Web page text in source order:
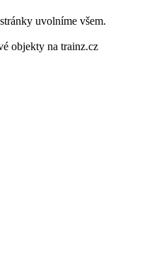
uvolníme všem.
objekty na trainz.cz